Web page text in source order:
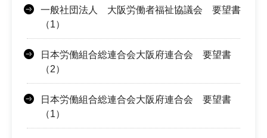
一般社団法人 大阪労働者福祉協議会 要望書
（1）
日本労働組合総連合会大阪府連合会 要望書
（2）
日本労働組合総連合会大阪府連合会 要望書
（1）